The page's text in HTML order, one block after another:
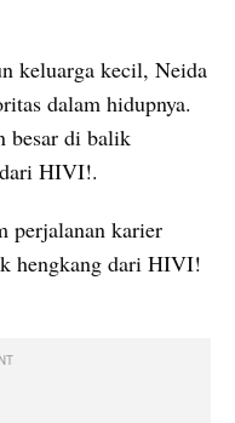
keluarga kecil, Neida
dalam hidupnya.
besar di balik
HIVI!.
perjalanan karier
hengkang dari HIVI!